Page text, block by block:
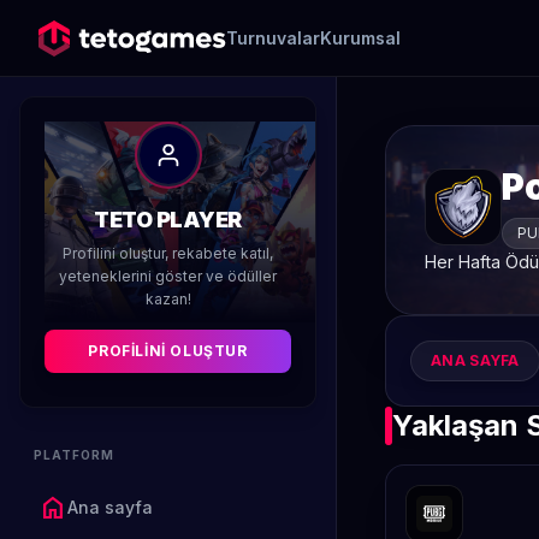
TurnuvalarKurumsal
TETO PLAYER
Profilini oluştur, rekabete katıl,
yeteneklerini göster ve ödüller
kazan!
PROFILINI OLUŞTUR
PLATFORM
home Ana sayfa
Her Hafta
ANA SAYFA
Yaklaşan